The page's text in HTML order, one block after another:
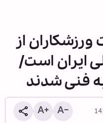
از
ایران است/
فنی شدند